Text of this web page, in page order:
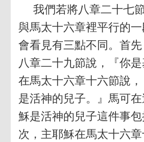
我們若將八章二十七
與馬太十六章裡平行的
會看見有三點不同。首
八章二十九節說，『你
在馬太十六章十六節說，
是活神的兒子。』馬可
穌是活神的兒子這件事
次，主耶穌在馬太十六章